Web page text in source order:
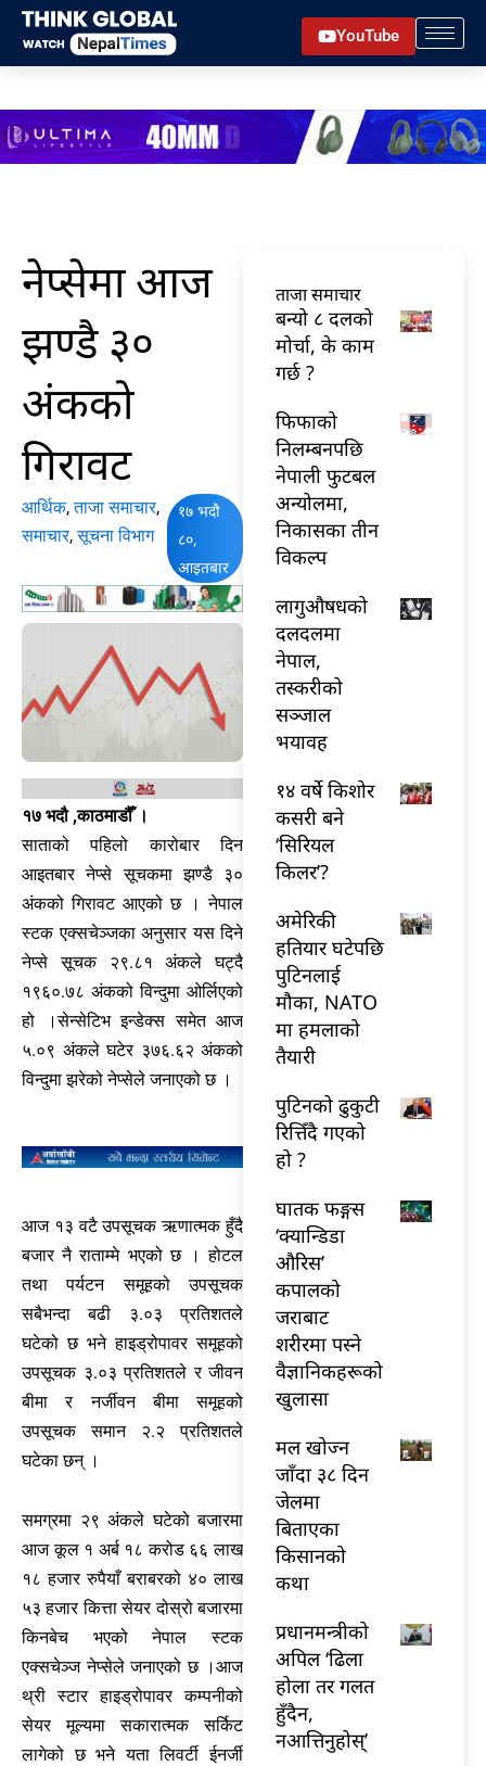
Skip
content
YouTube
नेप्सेमा आज
झण्डै ३०
अंकको
गिरावट
आर्थिक,ताजा समाचार,
समाचार,सूचना विभाग
१७ भदौ
८०,
आइतबार
१७ भदौ ,काठमाडौँ ।
साताको पहिलो कारोबार दिन
आइतबार नेप्से सूचकमा झण्डै ३०
अंकको गिरावट आएको छ । नेपाल
स्टक एक्सचेञ्जका अनुसार यस दिने
नेप्से सूचक २९.८१ अंकले घट्दै
१९६०.७८ अंकको विन्दुमा ओर्लिएको
हो ।सेन्सेटिभ इन्डेक्स समेत आज
५.०९ अंकले घटेर ३७६.६२ अंकको
विन्दुमा झरेको नेप्सेले जनाएको छ ।
आज १३ वटै उपसूचक ऋणात्मक हुँदै
बजार नै राताम्मे भएको छ । होटल
तथा पर्यटन समूहको उपसूचक
सबैभन्दा बढी ३.०३ प्रतिशतले
घटेको छ भने हाइड्रोपावर समूहको
उपसूचक ३.०३ प्रतिशतले र जीवन
बीमा र नर्जीवन बीमा समूहको
उपसूचक समान २.२ प्रतिशतले
घटेका छन् ।
समग्रमा २९ अंकले घटेको बजारमा
आज कूल १ अर्ब १८ करोड ६६ लाख
१८ हजार रुपैयाँ बराबरको ४० लाख
५३ हजार कित्ता सेयर दोस्रो बजारमा
किनबेच भएको नेपाल स्टक
एक्सचेञ्ज नेप्सेले जनाएको छ ।आज
थ्री स्टार हाइड्रोपावर कम्पनीको
सेयर मूल्यमा सकारात्मक सर्किट
लागेको छ भने यता लिवर्टी ईनर्जी
ताजा समाचार
बन्यो ८ दलको
मोर्चा, के काम
गर्छ ?
फिफाको
निलम्बनपछि
नेपाली फुटबल
अन्योलमा,
निकासका तीन
विकल्प
लागुऔषधको
दलदलमा
नेपाल,
तस्करीको
सञ्जाल
भयावह
१४ वर्षे किशोर
कसरी बने
‘सिरियल
किलर’?
अमेरिकी
हतियार घटेपछि
पुटिनलाई
मौका, NATO
मा हमलाको
तैयारी
पुटिनको ढुकुटी
रित्तिँदै गएको
हो ?
घातक फङ्गस
‘क्यान्डिडा
औरिस’
कपालको
जराबाट
शरीरमा पस्ने
वैज्ञानिकहरूको
खुलासा
मल खोज्न
जाँदा ३८ दिन
जेलमा
बिताएका
किसानको
कथा
प्रधानमन्त्रीको
अपिल ‘ढिला
होला तर गलत
हुँदैन,
नआत्तिनुहोस्’